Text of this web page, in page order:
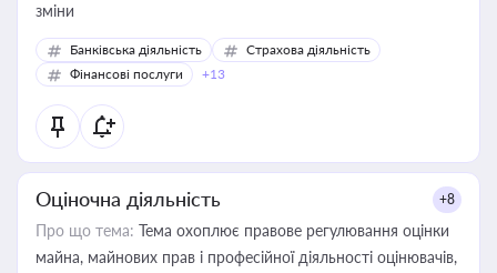
зміни
Банківська діяльність
Страхова діяльність
Фінансові послуги
+13
Оціночна діяльність +8
Про що тема: Тема охоплює правове регулювання оцінки
майна, майнових прав і професійної діяльності оцінювачів,